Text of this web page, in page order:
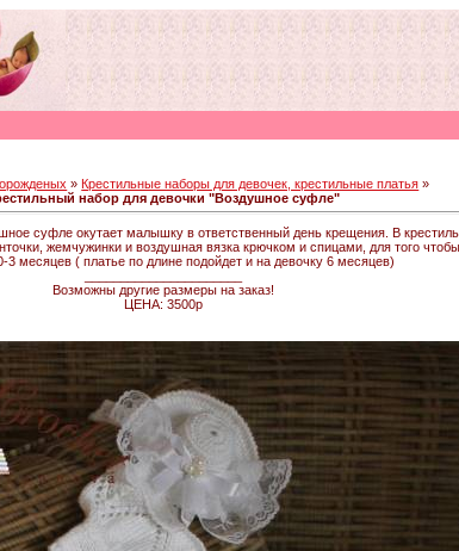
» Крестильные наборы для девочек, крестильные платья »
набор для девочки "Воздушное суфле"
суфле окутает малышку в ответственный день крещения. В
жемчужинки и воздушная вязка крючком и спицами, для того
3 месяцев ( платье по длине подойдет и на девочку 6 месяцев)
Возможны другие размеры на заказ!
ЦЕНА: 3500р